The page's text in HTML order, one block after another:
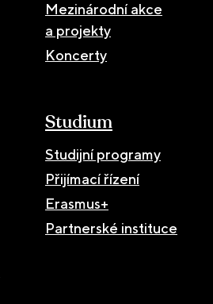
Mezinárodní akce
a projekty
Koncerty
Studium
Studijní programy
Přijímací řízení
Erasmus+
Partnerské instituce